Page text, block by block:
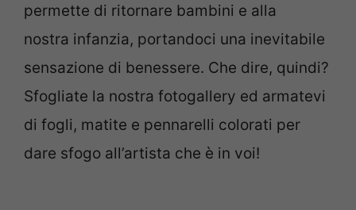
permette di ritornare bambini e alla
nostra infanzia, portandoci una inevitabile
sensazione di benessere. Che dire, quindi?
Sfogliate la nostra fotogallery ed armatevi
di fogli, matite e pennarelli colorati per
dare sfogo all’artista che è in voi!